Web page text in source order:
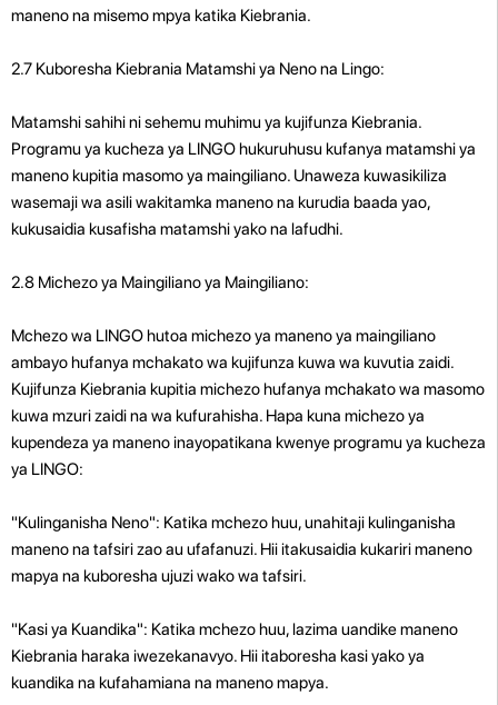
maneno na misemo mpya katika Kiebrania.
2.7 Kuboresha Kiebrania Matamshi ya Neno na Lingo:
Matamshi sahihi ni sehemu muhimu ya kujifunza Kiebrania.
Programu ya kucheza ya LINGO hukuruhusu kufanya matamshi ya
maneno kupitia masomo ya maingiliano. Unaweza kuwasikiliza
wasemaji wa asili wakitamka maneno na kurudia baada yao,
kukusaidia kusafisha matamshi yako na lafudhi.
2.8 Michezo ya Maingiliano ya Maingiliano:
Mchezo wa LINGO hutoa michezo ya maneno ya maingiliano
ambayo hufanya mchakato wa kujifunza kuwa wa kuvutia zaidi.
Kujifunza Kiebrania kupitia michezo hufanya mchakato wa masomo
kuwa mzuri zaidi na wa kufurahisha. Hapa kuna michezo ya
kupendeza ya maneno inayopatikana kwenye programu ya kucheza
ya LINGO:
"Kulinganisha Neno": Katika mchezo huu, unahitaji kulinganisha
maneno na tafsiri zao au ufafanuzi. Hii itakusaidia kukariri maneno
mapya na kuboresha ujuzi wako wa tafsiri.
"Kasi ya Kuandika": Katika mchezo huu, lazima uandike maneno
Kiebrania haraka iwezekanavyo. Hii itaboresha kasi yako ya
kuandika na kufahamiana na maneno mapya.